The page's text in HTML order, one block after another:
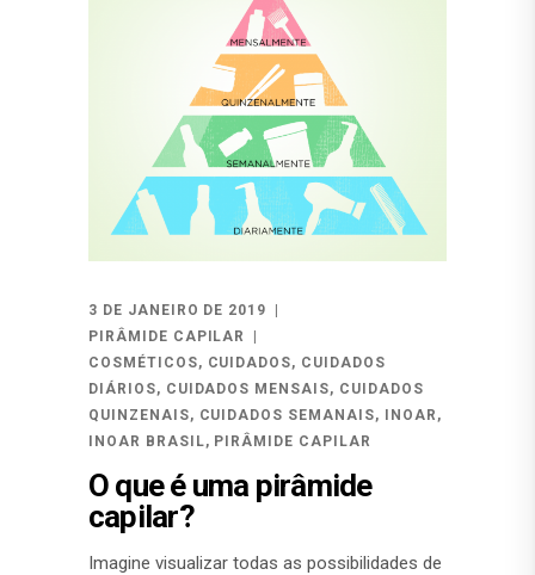
3 DE JANEIRO DE 2019
PIRÂMIDE CAPILAR
COSMÉTICOS, CUIDADOS, CUIDADOS
DIÁRIOS, CUIDADOS MENSAIS, CUIDADOS
QUINZENAIS, CUIDADOS SEMANAIS, INOAR ,
INOAR BRASIL, PIRÂMIDE CAPILAR
O que é uma pirâmide
capilar?
Imagine visualizar todas as possibilidades de